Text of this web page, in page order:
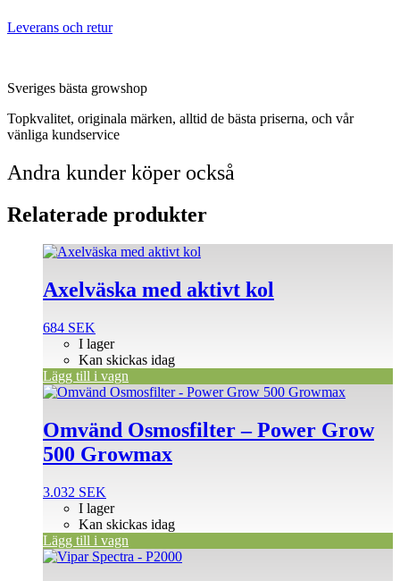
Leverans och retur
Sveriges bästa growshop
Topkvalitet, originala märken, alltid de bästa priserna, och vår
vänliga kundservice
Andra kunder köper också
Relaterade produkter
Axelväska med aktivt kol
684 SEK
I lager
Kan skickas idag
Lägg till i vagn
Omvänd Osmosfilter – Power Grow
500 Growmax
3.032 SEK
I lager
Kan skickas idag
Lägg till i vagn